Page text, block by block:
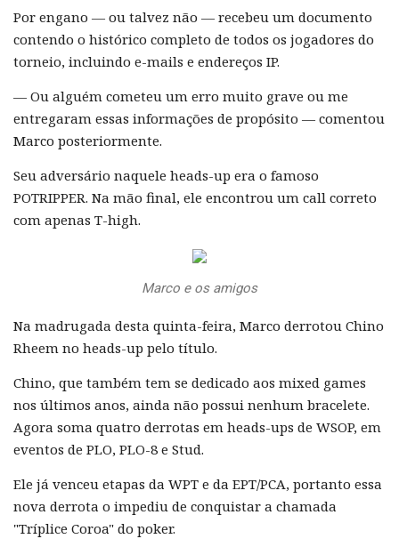
Por engano — ou talvez não — recebeu um documento
contendo o histórico completo de todos os jogadores do
torneio, incluindo e-mails e endereços IP.
— Ou alguém cometeu um erro muito grave ou me
entregaram essas informações de propósito — comentou
Marco posteriormente.
Seu adversário naquele heads-up era o famoso
POTRIPPER. Na mão final, ele encontrou um call correto
com apenas T-high.
Marco e os amigos
Na madrugada desta quinta-feira, Marco derrotou Chino
Rheem no heads-up pelo título.
Chino, que também tem se dedicado aos mixed games
nos últimos anos, ainda não possui nenhum bracelete.
Agora soma quatro derrotas em heads-ups de WSOP, em
eventos de PLO, PLO-8 e Stud.
Ele já venceu etapas da WPT e da EPT/PCA, portanto essa
nova derrota o impediu de conquistar a chamada
"Tríplice Coroa" do poker.